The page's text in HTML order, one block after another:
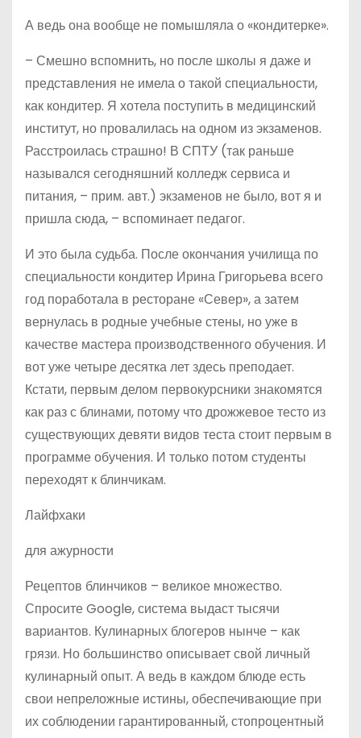
А ведь она вообще не помышляла о «кондитерке».
– Смешно вспомнить, но после школы я даже и
представления не имела о такой специальности,
как кондитер. Я хотела поступить в медицинский
институт, но провалилась на одном из экзаменов.
Расстроилась страшно! В СПТУ (так раньше
назывался сегодняшний колледж сервиса и
питания, – прим. авт.) экзаменов не было, вот я и
пришла сюда, – вспоминает педагог.
И это была судьба. После окончания училища по
специальности кондитер Ирина Григорьева всего
год поработала в ресторане «Север», а затем
вернулась в родные учебные стены, но уже в
качестве мастера производственного обучения. И
вот уже четыре десятка лет здесь преподает.
Кстати, первым делом первокурсники знакомятся
как раз с блинами, потому что дрожжевое тесто из
существующих девяти видов теста стоит первым в
программе обучения. И только потом студенты
переходят к блинчикам.
Лайфхаки
для ажурности
Рецептов блинчиков – великое множество.
Спросите Google, система выдаст тысячи
вариантов. Кулинарных блогеров нынче – как
грязи. Но большинство описывает свой личный
кулинарный опыт. А ведь в каждом блюде есть
свои непреложные истины, обеспечивающие при
их соблюдении гарантированный, стопроцентный